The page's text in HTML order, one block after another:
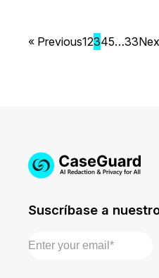
« Previous12345…33
Suscríbase a
Email
Email *